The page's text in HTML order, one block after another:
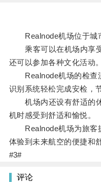
Realnode机场位于城市
乘客可以在机场内享受
还可以参加各种文化活动。
Realnode机场的检查
识别系统轻松完成安检，
机场内还设有舒适的休
机时感受到舒适和愉悦。
Realnode机场为旅客
体验到未来航空的便捷和
#3#
评论